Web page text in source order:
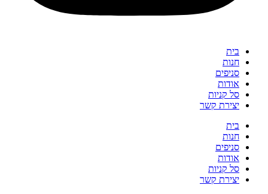
בית
חנות
סניפים
אודות
סל קניות
יצירת קשר
בית
חנות
סניפים
אודות
סל קניות
יצירת קשר